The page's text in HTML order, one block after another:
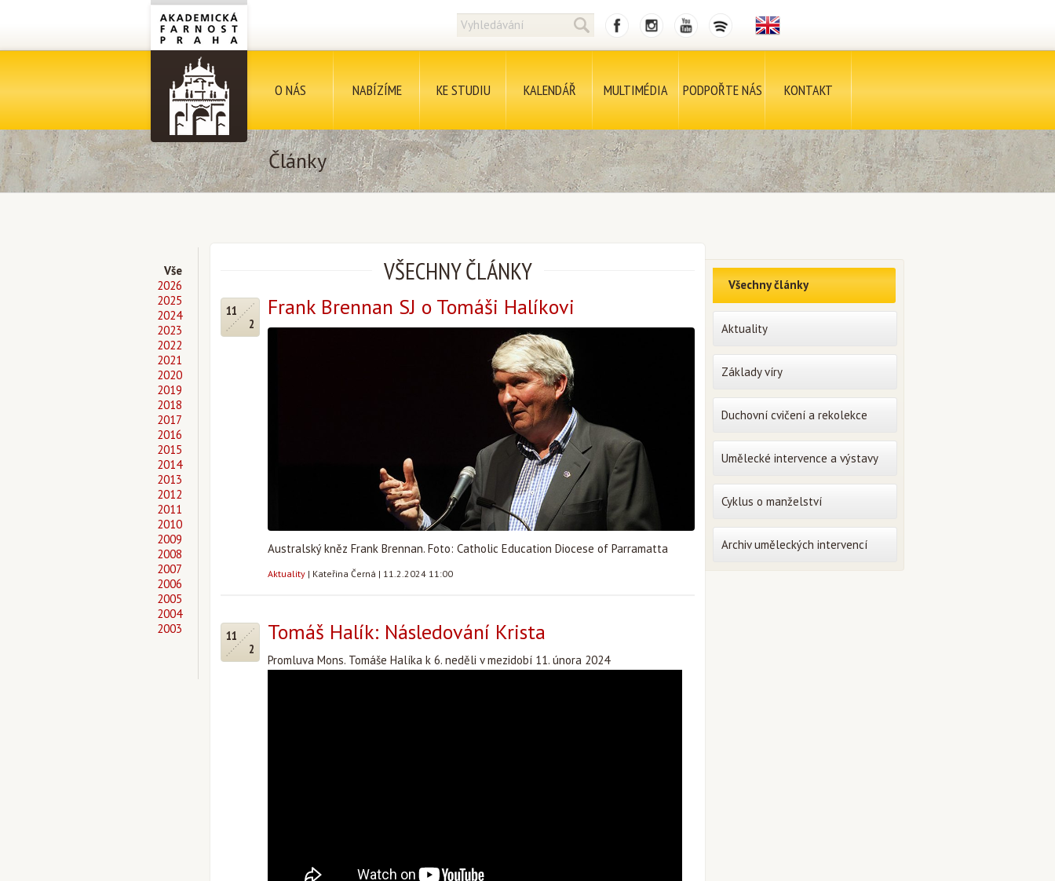
O NÁS NABÍZÍME KE STUDIU KALENDÁŘ MULTIMÉDIA PODPOŘTE NÁS KONTAKT
Články
Vše
2026
2025
2024
2023
2022
2021
2020
2019
2018
2017
2016
2015
2014
2013
2012
2011
2010
2009
2008
2007
2006
2005
2004
2003
VŠECHNY ČLÁNKY
11
2
Frank Brennan SJ o Tomáši Halíkovi
Australský kněz Frank Brennan. Foto: Catholic Education Diocese of Parramatta
Aktuality | Kateřina Černá | 11.2.2024 11:00
11
2
Tomáš Halík: Následování Krista
Promluva Mons. Tomáše Halíka k 6. neděli v mezidobí 11. února 2024
Všechny články
Aktuality
Základy víry
Duchovní cvičení a rekolekce
Umělecké intervence a výstavy
Cyklus o manželství
Archiv uměleckých intervencí